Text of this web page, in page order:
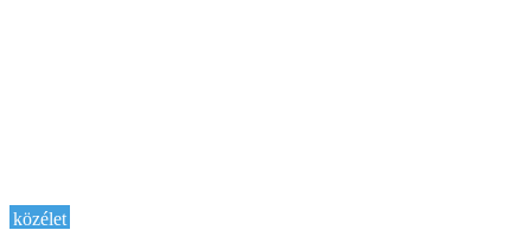
közélet